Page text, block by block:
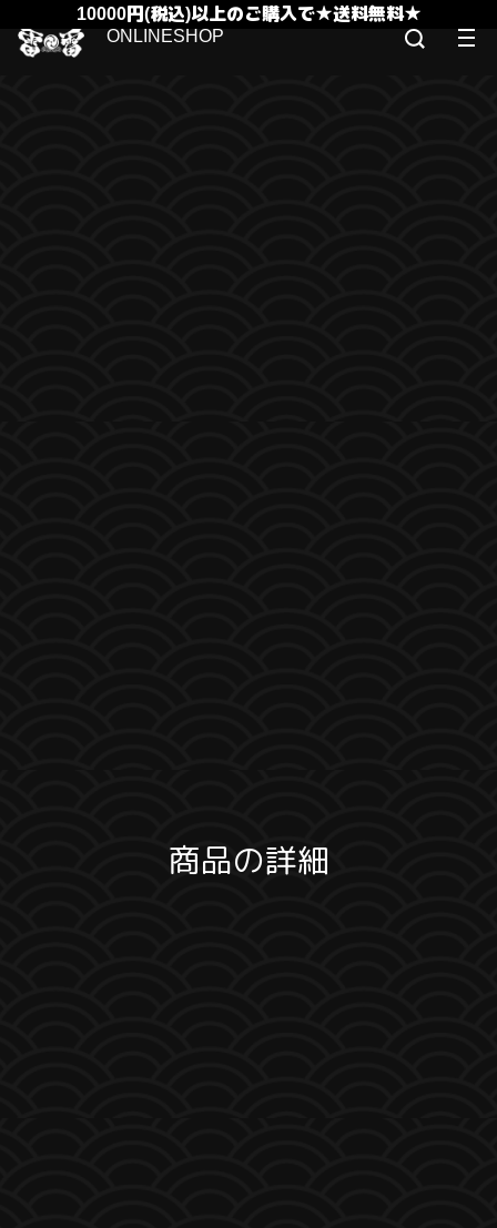
10000円(税込)以上のご購入で★送料無料★
商品の詳細
ONLINESHOP